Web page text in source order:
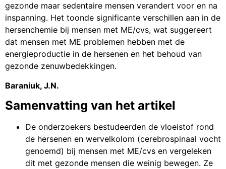
gezonde maar sedentaire mensen verandert voor en na
inspanning. Het toonde significante verschillen aan in de
hersenchemie bij mensen met ME/cvs, wat suggereert
dat mensen met ME problemen hebben met de
energieproductie in de hersenen en het behoud van
gezonde zenuwbedekkingen.
Baraniuk, J.N.
Samenvatting van het artikel
De onderzoekers bestudeerden de vloeistof rond
de hersenen en wervelkolom (cerebrospinaal vocht
genoemd) bij mensen met ME/cvs en vergeleken
dit met gezonde mensen die weinig bewegen. Ze